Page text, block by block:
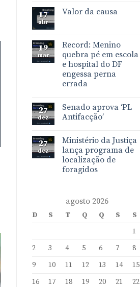
17
abr
Valor da causa
19
mar
Record: Menino
quebra pé em escola
e hospital do DF
engessa perna
errada
27
dez
Senado aprova ‘PL
Antifacção’
27
dez
Ministério da Justiça
lança programa de
localização de
foragidos
agosto 2026
D S T Q Q S
S
1
2
3 4 5 6 7
8
9
10 11 12 13 14
15
16
17 18 19 20 21
22